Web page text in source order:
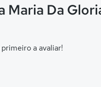
Maria Da
a avaliar!